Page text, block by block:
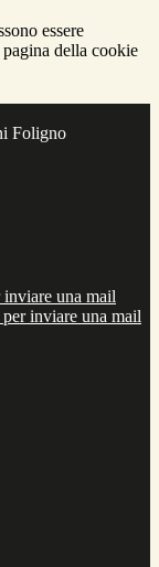
essere
della cookie
Foligno
una mail
inviare una mail